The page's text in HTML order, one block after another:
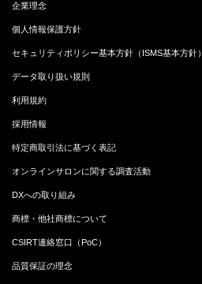
企業理念
個人情報保護方針
セキュリティポリシー基本方針（ISMS基本方針）
データ取り扱い規則
利用規約
採用情報
特定商取引法に基づく表記
オンラインサロンに関する調査活動
DXへの取り組み
商標・他社商標について
CSIRT連絡窓口（PoC）
品質保証の理念